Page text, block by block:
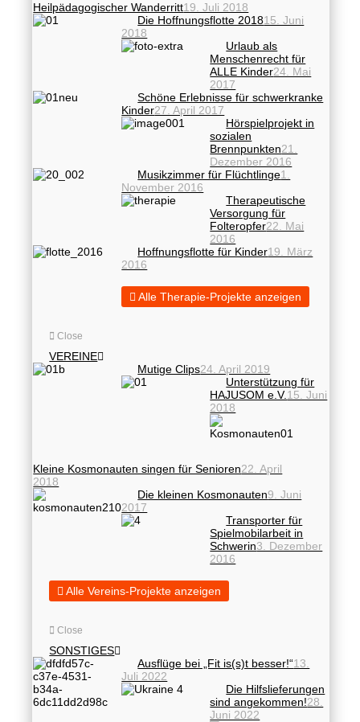
Heilpädagogischer Wanderritt19. Juli 2018
Die Hoffnungsflotte 201815. Juni
2018
Urlaub als
Menschenrecht für
ALLE Kinder24. Mai
2017
Schöne Erlebnisse für schwerkranke
Kinder27. April 2017
Hörspielprojekt in
sozialen
Brennpunkten21.
Dezember 2016
Musikzimmer für Flüchtlinge1.
November 2016
Therapeutische
Versorgung für
Folteropfer22. Mai
2016
Hoffnungsflotte für Kinder19. März
2016
Alle Therapie-Projekte anzeigen
Close
VEREINE
Mutige Clips24. April 2019
Unterstützung für
HAJUSOM e.V.15. Juni
2018
Kleine Kosmonauten singen für Senioren22. April
2018
Die kleinen Kosmonauten9. Juni
2017
Transporter für
Spielmobilarbeit in
Schwerin3. Dezember
2016
Alle Vereins-Projekte anzeigen
Close
SONSTIGES
Ausflüge bei „Fit is(s)t besser!“13.
Juli 2022
Die Hilfslieferungen
sind angekommen!28.
Juni 2022